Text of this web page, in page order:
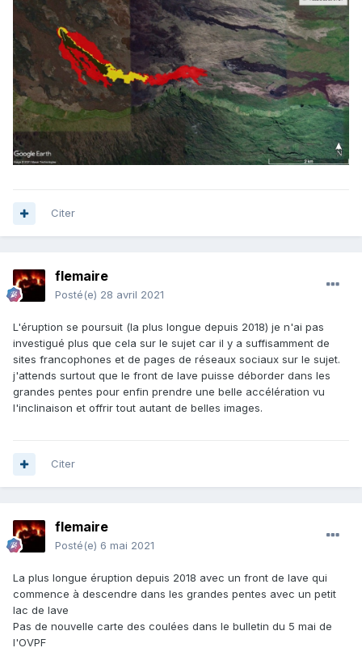
Citer
flemaire
Posté(e) 28 avril 2021
L'éruption se poursuit (la plus longue depuis 2018) je n'ai pas
investigué plus que cela sur le sujet car il y a suffisamment de
sites francophones et de pages de réseaux sociaux sur le sujet.
j'attends surtout que le front de lave puisse déborder dans les
grandes pentes pour enfin prendre une belle accélération vu
l'inclinaison et offrir tout autant de belles images.
Citer
flemaire
Posté(e) 6 mai 2021
La plus longue éruption depuis 2018 avec un front de lave qui
commence à descendre dans les grandes pentes avec un petit
lac de lave
Pas de nouvelle carte des coulées dans le bulletin du 5 mai de
l'OVPF